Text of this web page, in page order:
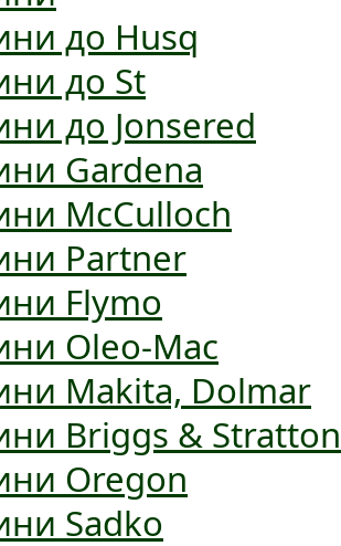
до Husq
до St
до Jonsered
Gardena
McCulloch
Partner
Flymo
Oleo-Mac
Makita, Dolmar
Briggs & Stratton
Oregon
Sadko